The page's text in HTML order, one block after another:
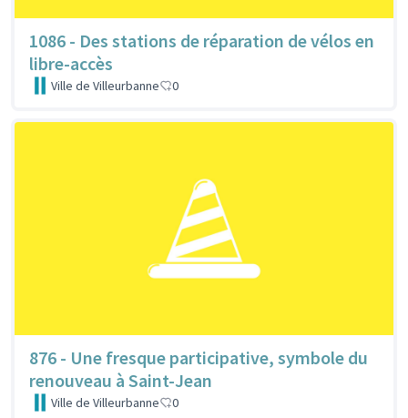
1086 - Des stations de réparation de vélos en
libre-accès
Ville de Villeurbanne 0
876 - Une fresque participative, symbole du
renouveau à Saint-Jean
Ville de Villeurbanne 0